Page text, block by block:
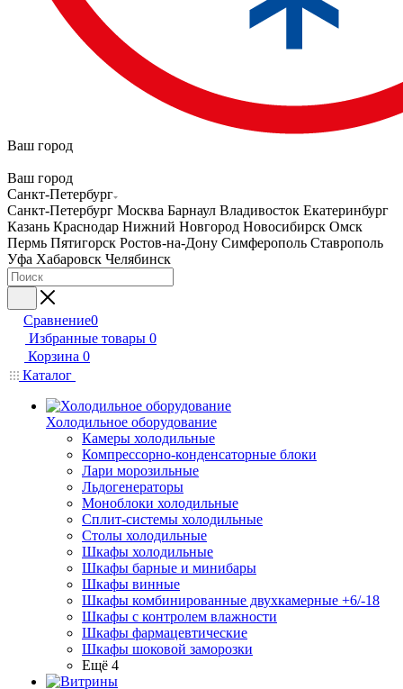
Ваш город
Ваш город
Санкт-Петербург
Санкт-Петербург Москва Барнаул Владивосток Екатеринбург
Казань Краснодар Нижний Новгород Новосибирск Омск
Пермь Пятигорск Ростов-на-Дону Симферополь Ставрополь
Уфа Хабаровск Челябинск
Сравнение0
Избранные товары 0
Корзина 0
Каталог
Холодильное оборудование
Камеры холодильные
Компрессорно-конденсаторные блоки
Лари морозильные
Льдогенераторы
Моноблоки холодильные
Сплит-системы холодильные
Столы холодильные
Шкафы холодильные
Шкафы барные и минибары
Шкафы винные
Шкафы комбинированные двухкамерные +6/-18
Шкафы с контролем влажности
Шкафы фармацевтические
Шкафы шоковой заморозки
Ещё 4